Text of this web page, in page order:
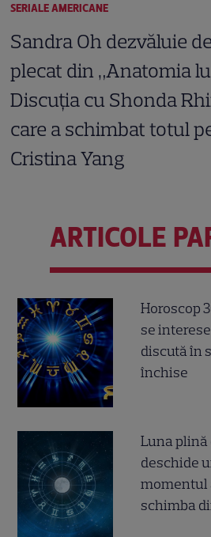
SERIALE AMERICANE
Sandra Oh dezvăluie
plecat din „Anatomia
Discuția cu Shonda
care a schimbat totul
Cristina Yang
ARTICOLE
Horoscop
se
discută în
închise
Luna plină
deschide
momentul
schimba